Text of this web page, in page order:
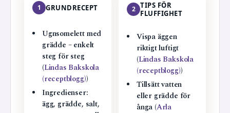
1 GRUNDRECEPT
Ugnsomelett med
grädde – enkelt
steg för steg
(Lindas Bakskola
(receptblogg))
Ingredienser:
ägg, grädde, salt,
2 TIPS FÖR
FLUFFIGHET
Vispa äggen
riktigt luftigt
(Lindas Bakskola
(receptblogg))
Tillsätt vatten
eller grädde för
ånga (Arla